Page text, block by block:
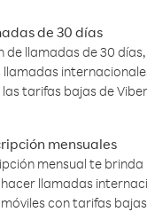
de 30 días
de llamadas de 30
tarifas bajas de
mensuales
mensual te
llamadas
con tarifas